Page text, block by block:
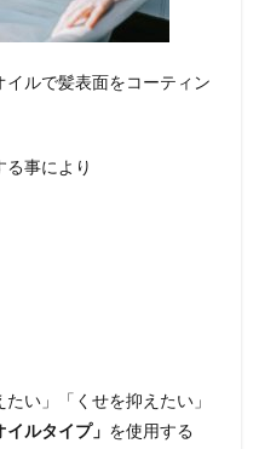
ルで髪表面をコーティン
事により
い」「くせを抑えたい」
イルタイプ」 を使用する